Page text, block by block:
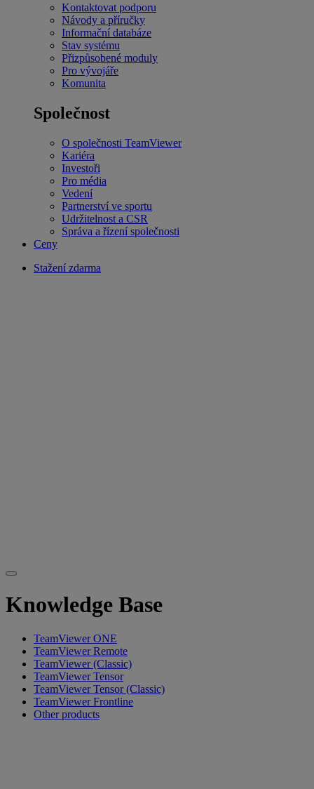
Kontaktovat podporu
Návody a příručky
Informační databáze
Stav systému
Přizpůsobené moduly
Pro vývojáře
Komunita
Společnost
O společnosti TeamViewer
Kariéra
Investoři
Pro média
Vedení
Partnerství ve sportu
Udržitelnost a CSR
Správa a řízení společnosti
Ceny
Stažení zdarma
Knowledge Base
TeamViewer ONE
TeamViewer Remote
TeamViewer (Classic)
TeamViewer Tensor
TeamViewer Tensor (Classic)
TeamViewer Frontline
Other products